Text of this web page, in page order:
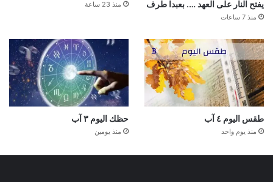
يفتح النار على العهد …. بعبدا طرف
منذ 7 ساعات
منذ 23 ساعة
طقس اليوم ٤ آب
منذ يوم واحد
حظك اليوم ٣ آب
منذ يومين